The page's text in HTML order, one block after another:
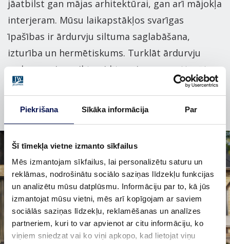
Piekrišana Sīkāka informācija Par
Šī tīmekļa vietne izmanto sīkfailus
Mēs izmantojam sīkfailus, lai personalizētu saturu un
reklāmas, nodrošinātu sociālo saziņas līdzekļu funkcijas
un analizētu mūsu datplūsmu. Informāciju par to, kā jūs
izmantojat mūsu vietni, mēs arī kopīgojam ar saviem
sociālās saziņas līdzekļu, reklamēšanas un analīzes
partneriem, kuri to var apvienot ar citu informāciju, ko
viņiem sniedzat vai ko viņi apkopo, kad lietojat viņu
jāatbilst gan mājas arhitektūrai, gan arī mājokļa
interjeram. Mūsu laikapstākļos svarīgas
īpašības ir ārdurvju siltuma saglabāšana,
izturība un hermētiskums. Turklāt ārdurvju
uzdevums ir sveikt gaidītos viesus un atturēt
nelūgtos.